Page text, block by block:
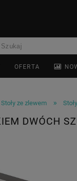
OFERTA
Stoły ze zlewem »
DWÓCH